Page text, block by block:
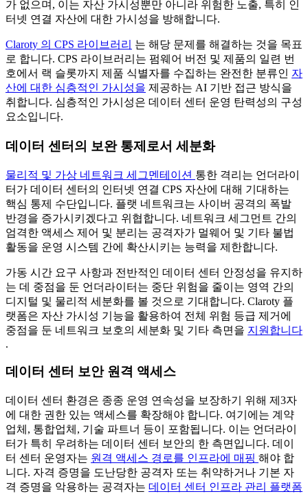
가 없으며, 이는 자산 가시성뿐만 아니라 위험한 노출, 특히 인
터넷 연결 자산에 대한 가시성을 방해합니다.
Claroty 의 CPS 라이브러리 는 해당 문제를 해결하는 것을 목표
로 합니다. CPS 라이브러리는 펌웨어 버전 및 제품의 일련 번
호에서 랙 슬롯까지 제품 식별자를 수집하는 완전한 분류인 자
산에 대한 심층적인 가시성을 제공하는 AI 기반 접근 방식을
취합니다. 심층적인 가시성은 데이터 센터 운영 탄력성의 구성
요소입니다.
데이터 센터의 보완 통제로서 세분화
물리적 및 가상 네트워크 세그멘테이션 통한 격리는 언더라이
터가 데이터 센터의 인터넷 연결 CPS 자산에 대해 기대하는
핵심 통제 수단입니다. 플랫 네트워크는 사이버 공격의 폭발
반경을 증가시키겠다고 위협합니다. 네트워크 세그먼트 간의
엄격한 액세스 제어 및 분리는 공격자가 멀웨어 및 기타 불법
활동을 운영 시스템 간에 확산시키는 능력을 제한합니다.
가동 시간 요구 사항과 전반적인 데이터 센터 안정성을 유지하
는 데 중점을 둔 언더라이터는 중단 위험을 줄이는 영역 간의
디지털 및 물리적 세분화를 볼 것으로 기대합니다. Claroty 플
랫폼은 자산 가시성 기능을 활용하여 전체 위험 등급 제거에
중점을 둔 네트워크 보호의 세분화 및 기타 측면을 지원합니다
.
데이터 센터 보안 원격 액세스
데이터 센터 환경은 종종 운영 연속성을 보장하기 위해 제3자
에 대한 권한 있는 액세스를 확장해야 합니다. 여기에는 계약
업체, 통합업체, 기술 파트너 등이 포함됩니다. 이는 언더라이
터가 특히 우려하는 데이터 센터 보안의 한 측면입니다. 데이
터 센터 운영자는 원격 액세스 경로를 인프라에 매핑 해야 합
니다. 자격 증명을 도난당한 공격자 또는 취약하거나 기본 자
격 증명을 악용하는 공격자는 데이터 센터 인프라 관리 플랫폼